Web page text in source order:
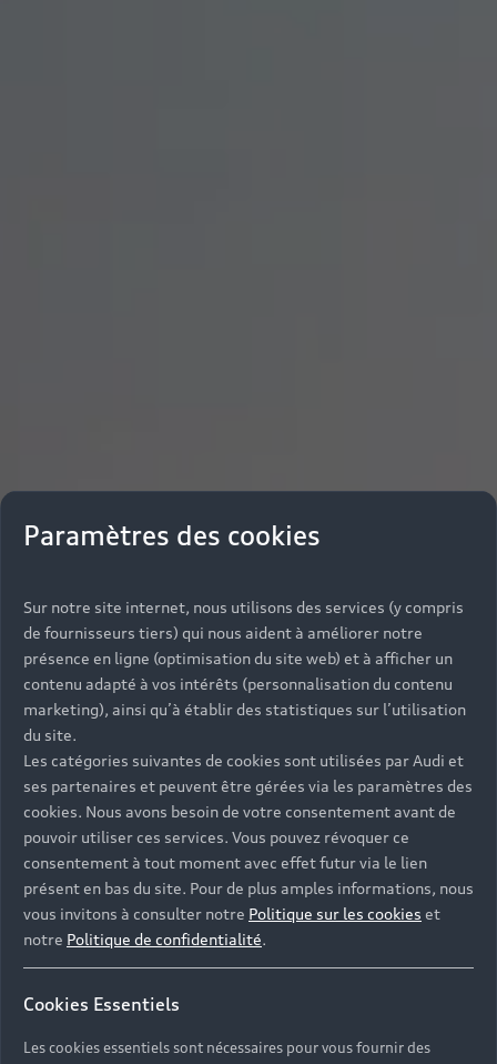
Paramètres des cookies
Sur notre site internet, nous utilisons des services (y compris
de fournisseurs tiers) qui nous aident à améliorer notre
présence en ligne (optimisation du site web) et à afficher un
contenu adapté à vos intérêts (personnalisation du contenu
marketing), ainsi qu’à établir des statistiques sur l’utilisation
du site.
Les catégories suivantes de cookies sont utilisées par Audi et
ses partenaires et peuvent être gérées via les paramètres des
cookies. Nous avons besoin de votre consentement avant de
pouvoir utiliser ces services. Vous pouvez révoquer ce
consentement à tout moment avec effet futur via le lien
présent en bas du site. Pour de plus amples informations, nous
vous invitons à consulter notre Politique sur les cookies et
notre Politique de confidentialité.
Cookies Essentiels
Les cookies essentiels sont nécessaires pour vous fournir des